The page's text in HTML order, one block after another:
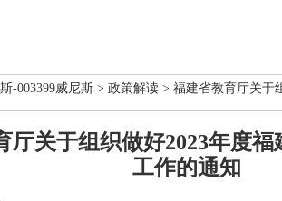
-003399威尼斯 > 政策解读 > 福建省教育厅关于
厅关于组织做好2023年度
工作的通知